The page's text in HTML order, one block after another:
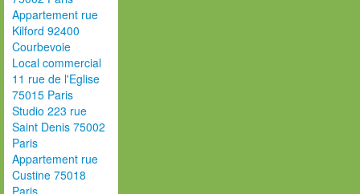
Appartement rue
Kilford 92400
Courbevoie
Local commercial
11 rue de l'Eglise
75015 Paris
Studio 223 rue
Saint Denis 75002
Paris
Appartement rue
Custine 75018
Paris